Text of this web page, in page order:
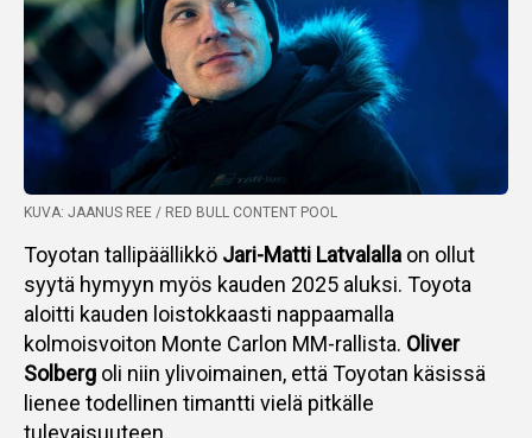
KUVA: JAANUS REE / RED BULL CONTENT POOL
Toyotan tallipäällikkö Jari-Matti Latvalalla on ollut
syytä hymyyn myös kauden 2025 aluksi. Toyota
aloitti kauden loistokkaasti nappaamalla
kolmoisvoiton Monte Carlon MM-rallista. Oliver
Solberg oli niin ylivoimainen, että Toyotan käsissä
lienee todellinen timantti vielä pitkälle
tulevaisuuteen.